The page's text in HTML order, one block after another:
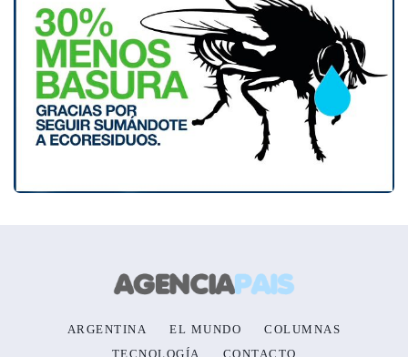
ARGENTINA EL MUNDO
COLUMNAS
TECNOLOGÍA
CONTACTO